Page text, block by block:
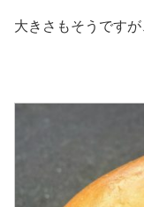
大きさもそうです